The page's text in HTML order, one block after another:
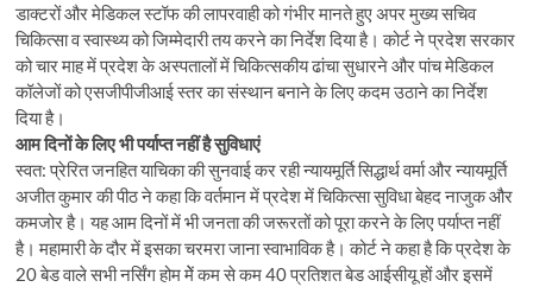
डाक्टरों और मेडिकल स्टॉफ की लापरवाही को गंभीर मानते हुए अपर मुख्य सचिव
चिकित्सा व स्वास्थ्य को जिम्मेदारी तय करने का निर्देश दिया है। कोर्ट ने प्रदेश सरकार
को चार माह में प्रदेश के अस्पतालों में चिकित्सकीय ढांचा सुधारने और पांच मेडिकल
कॉलेजों को एसजीपीजीआई स्तर का संस्थान बनाने के लिए कदम उठाने का निर्देश
दिया है।
आम दिनों के लिए भी पर्याप्त नहीं है सुविधाएं
स्वत: प्रेरित जनहित याचिका की सुनवाई कर रही न्यायमूर्ति सिद्धार्थ वर्मा और न्यायमूर्ति
अजीत कुमार की पीठ ने कहा कि वर्तमान में प्रदेश में चिकित्सा सुविधा बेहद नाजुक और
कमजोर है। यह आम दिनों में भी जनता की जरूरतों को पूरा करने के लिए पर्याप्त नहीं
है। महामारी के दौर में इसका चरमरा जाना स्वाभाविक है। कोर्ट ने कहा है कि प्रदेश के
20 बेड वाले सभी नर्सिंग होम मेें कम से कम 40 प्रतिशत बेड आईसीयू हों और इसमें